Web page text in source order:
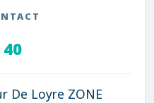
De Loyre ZONE